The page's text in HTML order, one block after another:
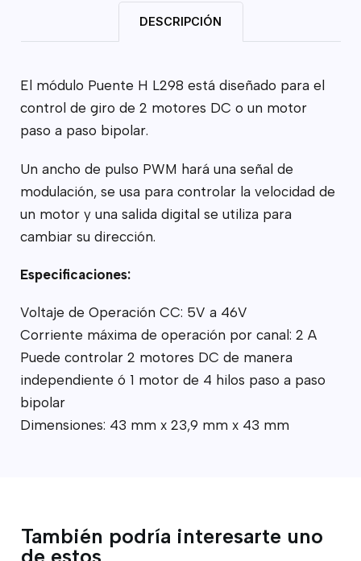
DESCRIPCIÓN
El módulo Puente H L298 está diseñado para el
control de giro de 2 motores DC o un motor
paso a paso bipolar.
Un ancho de pulso PWM hará una señal de
modulación, se usa para controlar la velocidad de
un motor y una salida digital se utiliza para
cambiar su dirección.
Especificaciones:
Voltaje de Operación CC: 5V a 46V
Corriente máxima de operación por canal: 2 A
Puede controlar 2 motores DC de manera
independiente ó 1 motor de 4 hilos paso a paso
bipolar
Dimensiones: 43 mm x 23,9 mm x 43 mm
También podría interesarte uno
de estos